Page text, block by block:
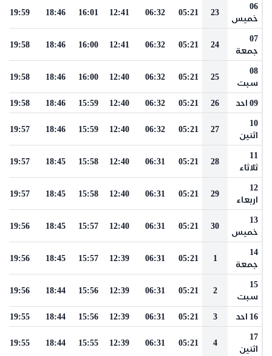
06
خميس
23
05:21
06:32
12:41
16:01
18:46
19:59
07
جمعة
24
05:21
06:32
12:41
16:00
18:46
19:58
08
سبت
25
05:21
06:32
12:40
16:00
18:46
19:58
09 احد 26
05:21
06:32
12:40
15:59
18:46
19:58
10
اثنين
27
05:21
06:32
12:40
15:59
18:46
19:57
11
ثلاثاء
28
05:21
06:31
12:40
15:58
18:45
19:57
12
اربعاء
29
05:21
06:31
12:40
15:58
18:45
19:57
13
خميس
30
05:21
06:31
12:40
15:57
18:45
19:56
14
جمعة
1
05:21
06:31
12:39
15:57
18:45
19:56
15
سبت
2
05:21
06:31
12:39
15:56
18:44
19:56
16 احد 3
05:21
06:31
12:39
15:56
18:44
19:55
17
اثنين
4
05:21
06:31
12:39
15:55
18:44
19:55